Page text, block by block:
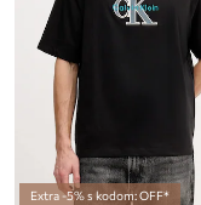
Extra -5% s kodom: OFF*